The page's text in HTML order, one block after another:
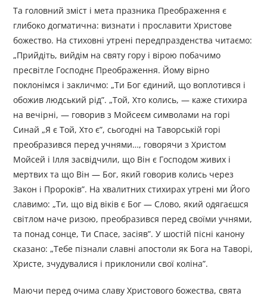
Та головний зміст і мета празника Преображення є
глибоко догматична: визнати і прославити Христове
божество. На стиховні утрені передпразденства читаємо:
„Прийдіть, вийдім на святу гору і вірою побачимо
пресвітле Господнє Преображення. Йому вірно
поклонімся і закличмо: „Ти Бог єдиний, що воплотився і
обожив людський рід”. „Той, Хто колись, — каже стихира
на вечірні, — говорив з Мойсеєм символами на горі
Синай „Я є Той, Хто є”, сьогодні на Таворській горі
преобразився перед учнями…, говорячи з Христом
Мойсей і Ілля засвідчили, що Він є Господом живих і
мертвих та що Він — Бог, який говорив колись через
Закон і Пророків”. На хвалитних стихирах утрені ми Його
славимо: „Ти, що від віків є Бог — Слово, який одягаєшся
світлом наче ризою, преобразився перед своїми учнями,
та понад сонце, Ти Спасе, засіяв”. У шостій пісні канону
сказано: „Тебе пізнали славні апостоли як Бога на Таворі,
Христе, зчудувалися і приклонили свої коліна”.
Маючи перед очима славу Христового божества, свята